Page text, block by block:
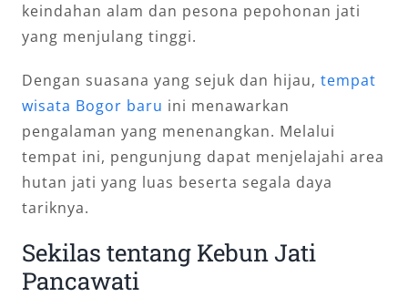
keindahan alam dan pesona pepohonan jati
yang menjulang tinggi.
Dengan suasana yang sejuk dan hijau, tempat
wisata Bogor baru ini menawarkan
pengalaman yang menenangkan. Melalui
tempat ini, pengunjung dapat menjelajahi area
hutan jati yang luas beserta segala daya
tariknya.
Sekilas tentang Kebun Jati
Pancawati